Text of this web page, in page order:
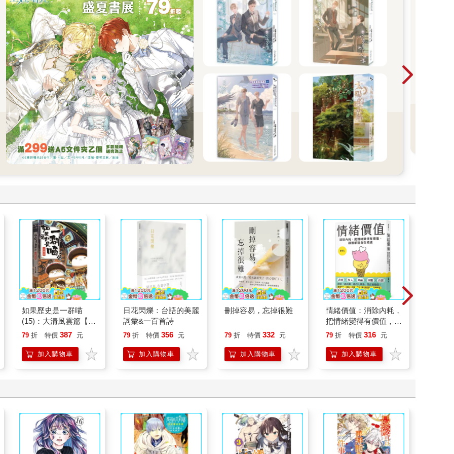
如果歷史是一群喵
(15)：大清風雲篇【萌
貓漫畫學歷史】
79 折 特價 387 元
加入購物車
日花閃爍：台語的美麗
詞彙&一百首詩
79 折 特價 356 元
加入購物車
刪掉容易，忘掉很難
79 折 特價 332 元
加入購物車
情緒價值：消除內耗，
把情緒變得有價值，跟
誰都能自在相處
79 折 特價 316 元
加入購物車